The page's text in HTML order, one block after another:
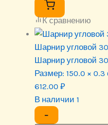
К сравнению
Шарнир угловой
Шарнир угловой
Размер: 150.0 ×
612.00 ₽
В наличии 1
−